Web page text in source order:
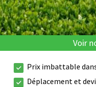
Voir
Prix imbattable
Déplacement et